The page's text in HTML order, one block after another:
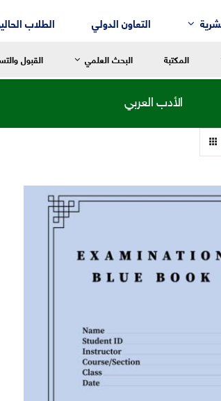
التعاون الدولي الطلاب
قسم إدارة الأعمال
قسم نُظُم المعلومات الإدارية
التربية
المكتبة البحث العلمي القبول
الأدب العربي